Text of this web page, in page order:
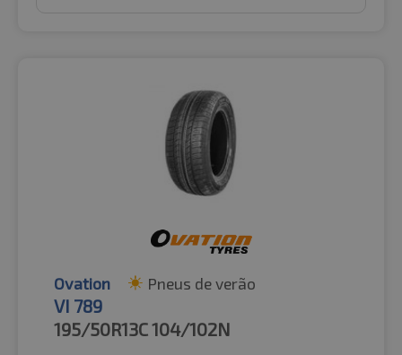
Ovation Pneus de verão
VI 789
195/50R13C104/102N